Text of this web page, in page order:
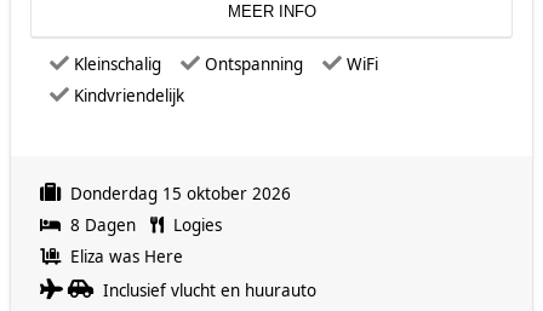
MEER INFO
Kleinschalig Ontspanning
WiFi
Kindvriendelijk
Donderdag 15 oktober 2026
8 Dagen
Logies
Eliza was Here
Inclusief vlucht en huurauto